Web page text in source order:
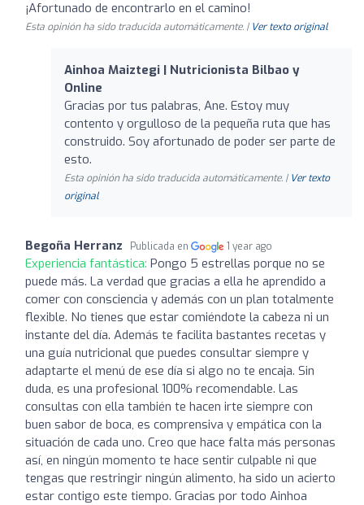
¡Afortunado de encontrarlo en el camino!
Esta opinión ha sido traducida automáticamente. | Ver texto original
Ainhoa Maiztegi | Nutricionista Bilbao y
Online
Gracias por tus palabras, Ane. Estoy muy
contento y orgulloso de la pequeña ruta que has
construido. Soy afortunado de poder ser parte de
esto.
Esta opinión ha sido traducida automáticamente. | Ver texto
original
Begoña Herranz Publicada en 1 year ago
Experiencia fantástica: Pongo 5 estrellas porque no se
puede más. La verdad que gracias a ella he aprendido a
comer con consciencia y además con un plan totalmente
flexible. No tienes que estar comiéndote la cabeza ni un
instante del día. Además te facilita bastantes recetas y
una guía nutricional que puedes consultar siempre y
adaptarte el menú de ese día si algo no te encaja. Sin
duda, es una profesional 100% recomendable. Las
consultas con ella también te hacen irte siempre con
buen sabor de boca, es comprensiva y empática con la
situación de cada uno. Creo que hace falta más personas
así, en ningún momento te hace sentir culpable ni que
tengas que restringir ningún alimento, ha sido un acierto
estar contigo este tiempo. Gracias por todo Ainhoa